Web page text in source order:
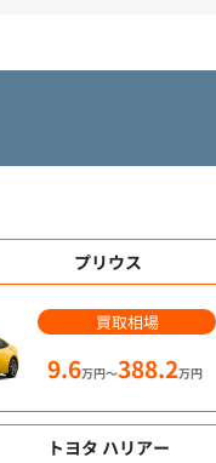
プリウス
買取相場
9.6万円～388.2万円
トヨタ ハリアー